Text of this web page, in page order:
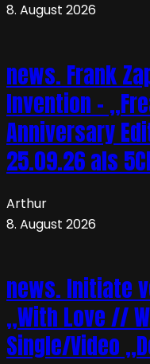
8. August 2026
news. Frank
Invention –
Anniversary
25.09.26 als
Arthur
8. August 2026
news. Initiate
„With Love //
Single/Video